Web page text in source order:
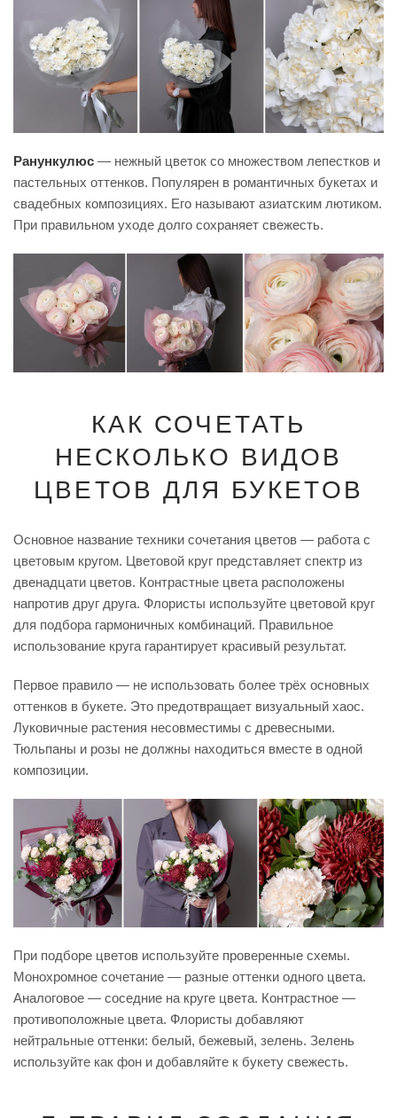
Ранункулюс — нежный цветок со множеством лепестков и
пастельных оттенков. Популярен в романтичных букетах и
свадебных композициях. Его называют азиатским лютиком.
При правильном уходе долго сохраняет свежесть.
КАК СОЧЕТАТЬ
НЕСКОЛЬКО ВИДОВ
ЦВЕТОВ ДЛЯ БУКЕТОВ
Основное название техники сочетания цветов — работа с
цветовым кругом. Цветовой круг представляет спектр из
двенадцати цветов. Контрастные цвета расположены
напротив друг друга. Флористы используйте цветовой круг
для подбора гармоничных комбинаций. Правильное
использование круга гарантирует красивый результат.
Первое правило — не использовать более трёх основных
оттенков в букете. Это предотвращает визуальный хаос.
Луковичные растения несовместимы с древесными.
Тюльпаны и розы не должны находиться вместе в одной
композиции.
При подборе цветов используйте проверенные схемы.
Монохромное сочетание — разные оттенки одного цвета.
Аналоговое — соседние на круге цвета. Контрастное —
противоположные цвета. Флористы добавляют
нейтральные оттенки: белый, бежевый, зелень. Зелень
используйте как фон и добавляйте к букету свежесть.